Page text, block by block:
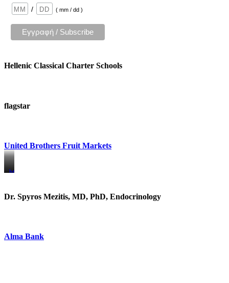
/
( mm / dd )
Hellenic Classical Charter Schools
flagstar
United Brothers Fruit Markets
https://www.unitedbrothersfruitmarkets.com/
https://www.unitedbrothersfruitmarkets.com/
Dr. Spyros Mezitis, MD, PhD, Endocrinology
Alma Bank